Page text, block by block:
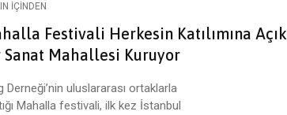
İÇINDEN
Festivali Herkesin Katılımına Açık
Sanat Mahallesi Kuruyor
Derneği’nin uluslararası ortaklarla
Mahalla festivali, ilk kez İstanbul